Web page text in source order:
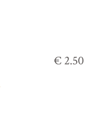
€ 2.50